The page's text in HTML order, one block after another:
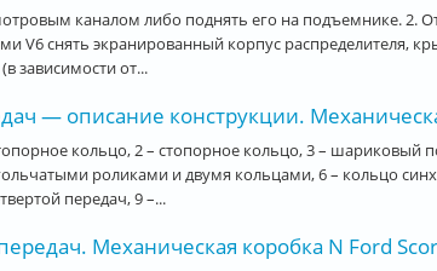
каналом либо поднять его на подъемнике. 2.
V6 снять экранированный корпус распределителя,
зависимости от...
— описание конструкции.
кольцо, 2 – стопорное кольцо, 3 – шариковый
роликами и двумя кольцами, 6 – кольцо
передач, 9 –...
Механическая коробка N Ford